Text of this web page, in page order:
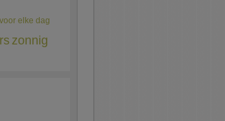
voor elke dag
zonnig